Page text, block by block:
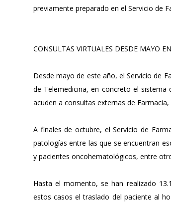
previamente preparado en el Servicio de
CONSULTAS VIRTUALES DESDE MAYO
Desde mayo de este año, el Servicio de
de Telemedicina, en concreto el sistema
acuden a consultas externas de
A finales de octubre, el Servicio de
patologías entre las que se encuentran
y pacientes oncohematológicos, entre
Hasta el momento, se han realizado
estos casos el traslado del paciente al